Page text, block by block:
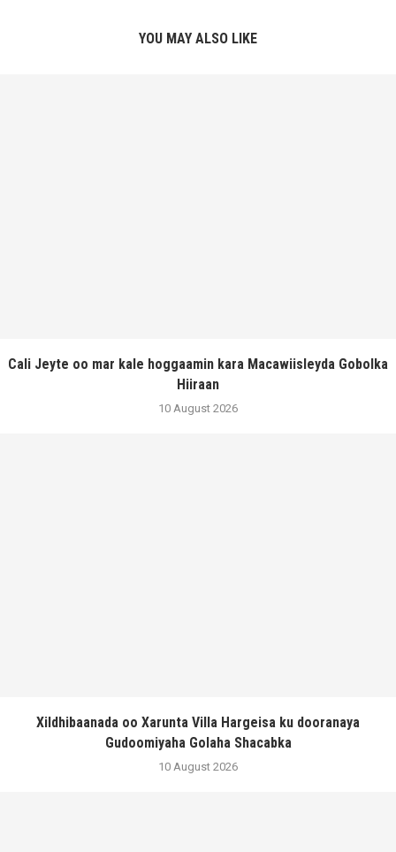
YOU MAY ALSO LIKE
Cali Jeyte oo mar kale hoggaamin kara Macawiisleyda Gobolka
Hiiraan
10 August 2026
Xildhibaanada oo Xarunta Villa Hargeisa ku dooranaya
Gudoomiyaha Golaha Shacabka
10 August 2026